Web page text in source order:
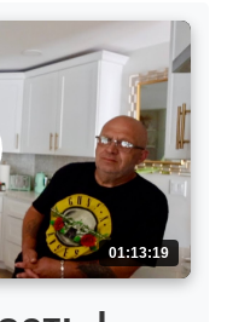
01:13:19